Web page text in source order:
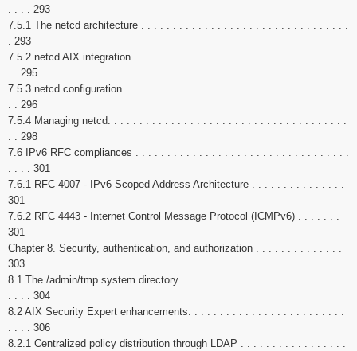
. . . . 293
7.5.1 The netcd architecture . . . . . . . . . . . . . . . . . . . . . . . . . . . . . . . . .
. 293
7.5.2 netcd AIX integration. . . . . . . . . . . . . . . . . . . . . . . . . . . . . . . . . .
. . 295
7.5.3 netcd configuration . . . . . . . . . . . . . . . . . . . . . . . . . . . . . . . . . . .
. . 296
7.5.4 Managing netcd. . . . . . . . . . . . . . . . . . . . . . . . . . . . . . . . . . . . . .
. . 298
7.6 IPv6 RFC compliances . . . . . . . . . . . . . . . . . . . . . . . . . . . . . . . . . .
. . . . 301
7.6.1 RFC 4007 - IPv6 Scoped Address Architecture . . . . . . . . . . . . . . .
301
7.6.2 RFC 4443 - Internet Control Message Protocol (ICMPv6) . . . . . . .
301
Chapter 8. Security, authentication, and authorization . . . . . . . . . . . . . .
303
8.1 The /admin/tmp system directory . . . . . . . . . . . . . . . . . . . . . . . . . .
. . . . 304
8.2 AIX Security Expert enhancements. . . . . . . . . . . . . . . . . . . . . . . . .
. . . . 306
8.2.1 Centralized policy distribution through LDAP . . . . . . . . . . . . . . . . .